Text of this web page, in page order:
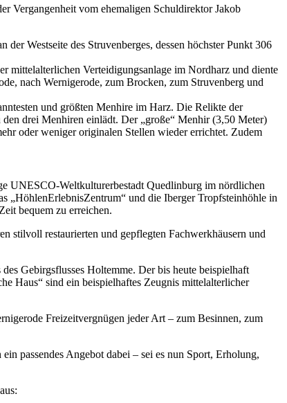
Vergangenheit vom ehemaligen Schuldirektor Jakob
Westseite des Struvenberges, dessen höchster Punkt 306
mittelalterlichen Verteidigungsanlage im Nordharz und diente
nach Wernigerode, zum Brocken, zum Struvenberg und
und größten Menhire im Harz. Die Relikte der
drei Menhiren einlädt. Der „große“ Menhir (3,50 Meter)
oder weniger originalen Stellen wieder errichtet. Zudem
UNESCO-Weltkulturerbestadt Quedlinburg im nördlichen
„HöhlenErlebnisZentrum“ und die Iberger Tropfsteinhöhle in
bequem zu erreichen.
stilvoll restaurierten und gepflegten Fachwerkhäusern und
Gebirgsflusses Holtemme. Der bis heute beispielhaft
Haus“ sind ein beispielhaftes Zeugnis mittelalterlicher
Freizeitvergnügen jeder Art – zum Besinnen, zum
passendes Angebot dabei – sei es nun Sport, Erholung,